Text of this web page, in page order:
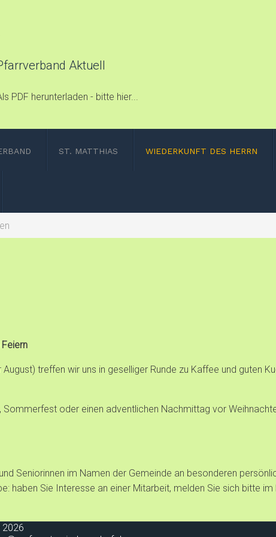
Aktuell
PDF herunterladen - bitte hier...
ST. MATTHIAS WIEDERKUNFT DES HERRN
treffen wir uns in geselliger Runde zu Kaffee und guten
oder einen adventlichen Nachmittag vor
Seniorinnen im Namen der Gemeinde an besonderen
haben Sie Interesse an einer Mitarbeit, melden Sie sich bitte im
2026